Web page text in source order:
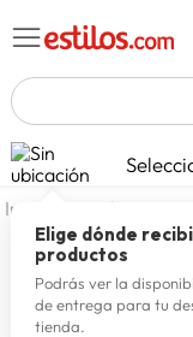
TÉRMINOS MÁS
1. zapatillas mujer
2. celulares
3. zapatillas
4. moda
Elige dónde
productos
Podrás ver la
de entrega para tu
tienda.
moda y
PAW PATROL
Paw Patrol